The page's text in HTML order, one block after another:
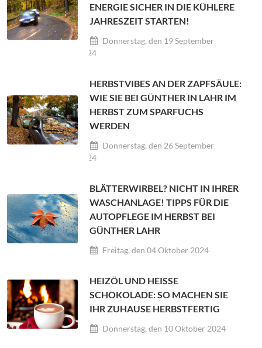
ENERGIE SICHER IN DIE KÜHLERE
JAHRESZEIT STARTEN!
Donnerstag, den 19 September
2024
HERBSTVIBES AN DER ZAPFSÄULE:
WIE SIE BEI GÜNTHER IN LAHR IM
HERBST ZUM SPARFUCHS
WERDEN
Donnerstag, den 26 September
2024
BLÄTTERWIRBEL? NICHT IN IHRER
WASCHANLAGE! TIPPS FÜR DIE
AUTOPFLEGE IM HERBST BEI
GÜNTHER LAHR
Freitag, den 04 Oktober 2024
HEIZÖL UND HEISSE S
CHOKOLADE: SO MACHEN SIE I
HR ZUHAUSE HERBSTFERTIG
Donnerstag, den 10 Oktober 2024